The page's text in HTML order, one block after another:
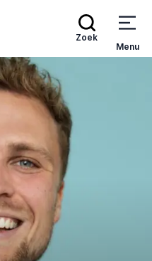
Zoek
Menu